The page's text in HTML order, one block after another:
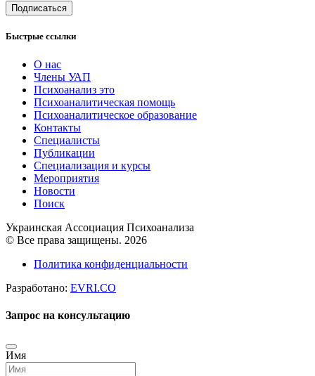
Подписаться
Быстрые ссылки
О нас
Члены УАП
Психоанализ это
Психоаналитическая помощь
Психоаналитическое образование
Контакты
Специалисты
Публикации
Специализация и курсы
Мероприятия
Новости
Поиск
Украинская Ассоциация Психоанализа
© Все права защищены. 2026
Политика конфиденциальности
Разработано: EVRI.CO
Запрос на консультацию
Имя